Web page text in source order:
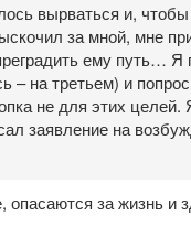
вырваться и,
за мной, мне
ему путь… Я
– на третьем) и
не для этих
заявление на
за жизнь и